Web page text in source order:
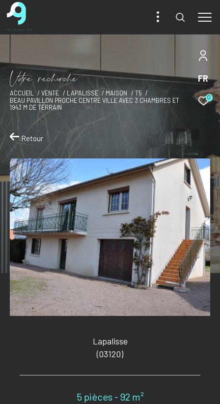
FR
0
Vore recece
ACCUEIL VENTE LAPALISSE MAISON
T5
BEAU PAVILLON PROCHE CENTRE VILLE AVEC 3 CHAMBRES ET
1943 M DE TERRAIN
Retour
Lapalisse
(03120)
5 pièces - 92 m²